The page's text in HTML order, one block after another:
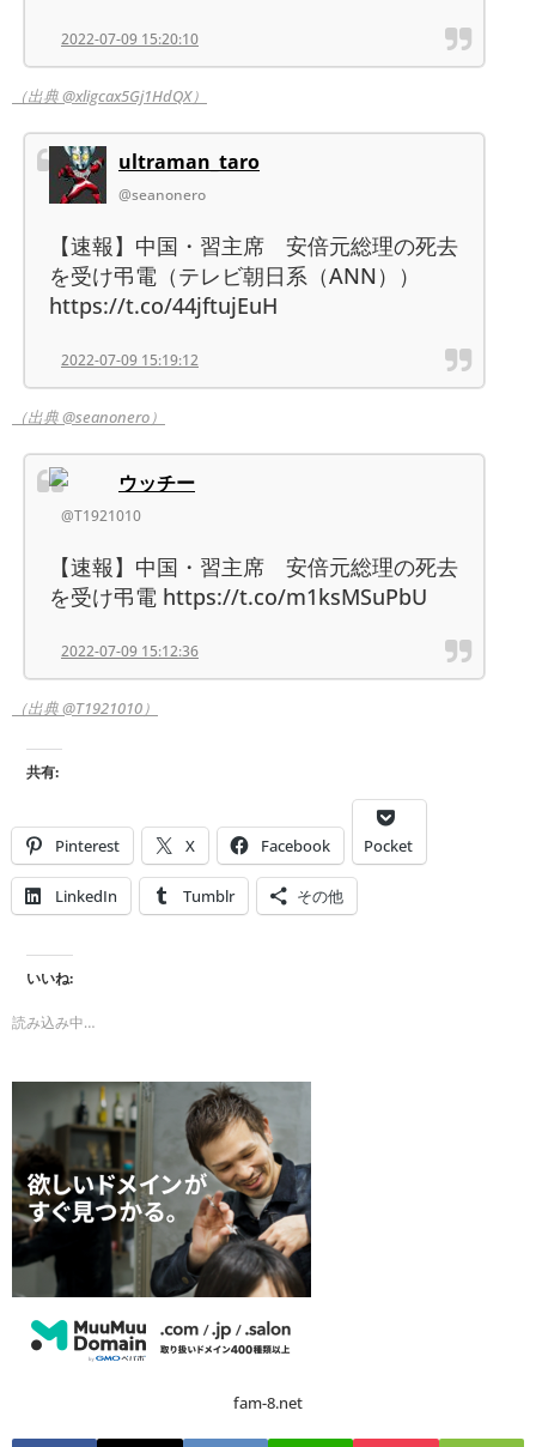
2022-07-09 15:20:10
（出典 @xligcax5Gj1HdQX）
ultraman_taro
@seanonero
【速報】中国・習主席 安倍元総理の死去
を受け弔電（テレビ朝日系（ANN））
https://t.co/44jftujEuH
2022-07-09 15:19:12
（出典 @seanonero）
ウッチー
@T1921010
【速報】中国・習主席 安倍元総理の死去
を受け弔電 https://t.co/m1ksMSuPbU
2022-07-09 15:12:36
（出典 @T1921010）
共有:
Pinterest X Facebook Pocket
LinkedIn Tumblr その他
いいね:
読み込み中…
fam-8.net